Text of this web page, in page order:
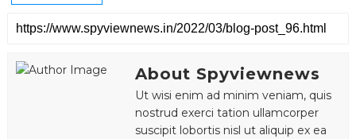
About Spyviewnews
Ut wisi enim ad minim veniam, quis
nostrud exerci tation ullamcorper
suscipit lobortis nisl ut aliquip ex ea